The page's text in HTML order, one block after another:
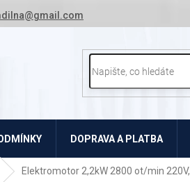
DOPRAVA A PLATBA
Elektromotor 2,2kW 2800 ot/min